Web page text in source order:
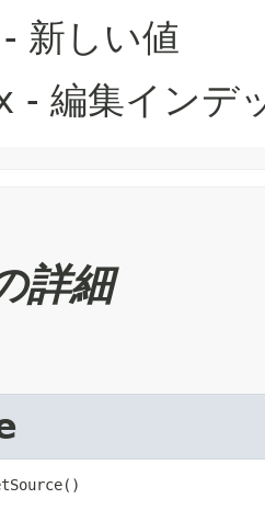
- 新しい値
- 編集インデ
詳細